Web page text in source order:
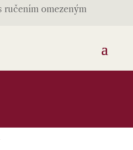
ručením omezeným